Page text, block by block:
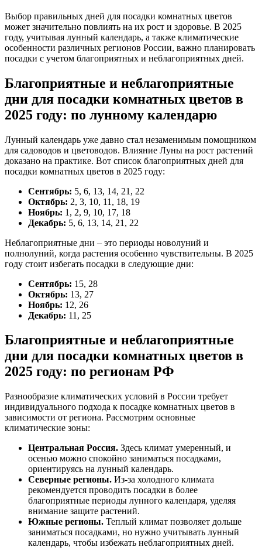
Выбор правильных дней для посадки комнатных цветов
может значительно повлиять на их рост и здоровье. В 2025
году, учитывая лунный календарь, а также климатические
особенности различных регионов России, важно планировать
посадки с учетом благоприятных и неблагоприятных дней.
Благоприятные и неблагоприятные
дни для посадки комнатных цветов в
2025 году: по лунному календарю
Лунный календарь уже давно стал незаменимым помощником
для садоводов и цветоводов. Влияние Луны на рост растений
доказано на практике. Вот список благоприятных дней для
посадки комнатных цветов в 2025 году:
Сентябрь: 5, 6, 13, 14, 21, 22
Октябрь: 2, 3, 10, 11, 18, 19
Ноябрь: 1, 2, 9, 10, 17, 18
Декабрь: 5, 6, 13, 14, 21, 22
Неблагоприятные дни – это периоды новолуний и
полнолуний, когда растения особенно чувствительны. В 2025
году стоит избегать посадки в следующие дни:
Сентябрь: 15, 28
Октябрь: 13, 27
Ноябрь: 12, 26
Декабрь: 11, 25
Благоприятные и неблагоприятные
дни для посадки комнатных цветов в
2025 году: по регионам РФ
Разнообразие климатических условий в России требует
индивидуального подхода к посадке комнатных цветов в
зависимости от региона. Рассмотрим основные
климатические зоны:
Центральная Россия. Здесь климат умеренный, и
осенью можно спокойно заниматься посадками,
ориентируясь на лунный календарь.
Северные регионы. Из-за холодного климата
рекомендуется проводить посадки в более
благоприятные периоды лунного календаря, уделяя
внимание защите растений.
Южные регионы. Теплый климат позволяет дольше
заниматься посадками, но нужно учитывать лунный
календарь, чтобы избежать неблагоприятных дней.